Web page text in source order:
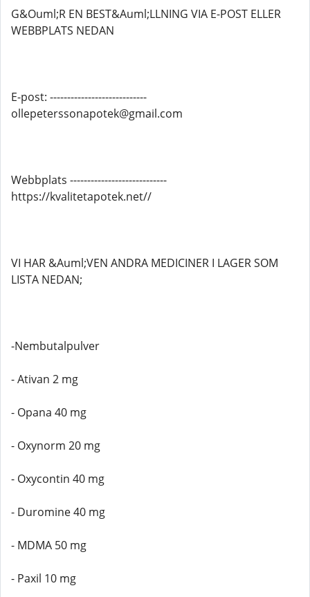
G&Ouml;R EN BEST&Auml;LLNING VIA E-POST ELLER
WEBBPLATS NEDAN
E-post: ----------------------------
ollepeterssonapotek@gmail.com
Webbplats ----------------------------
https://kvalitetapotek.net//
VI HAR &Auml;VEN ANDRA MEDICINER I LAGER SOM
LISTA NEDAN;
-Nembutalpulver
- Ativan 2 mg
- Opana 40 mg
- Oxynorm 20 mg
- Oxycontin 40 mg
- Duromine 40 mg
- MDMA 50 mg
- Paxil 10 mg